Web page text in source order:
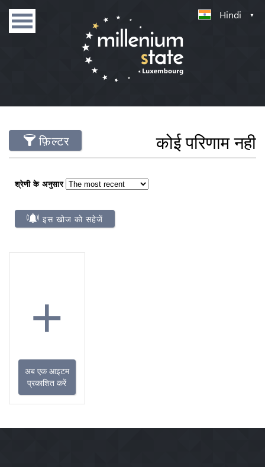
Hindi
फ़िल्टर कोई परिणाम नही
श्रेणी के अनुसार
इस खोज को सहेजें
+
अब एक आइटम
प्रकाशित करें